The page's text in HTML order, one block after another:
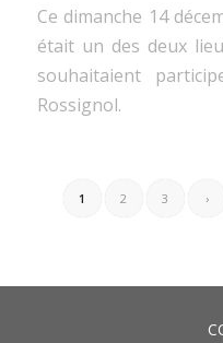
Ce dimanche 14
était un des deux
souhaitaient
Rossignol.
1 2 3 ›